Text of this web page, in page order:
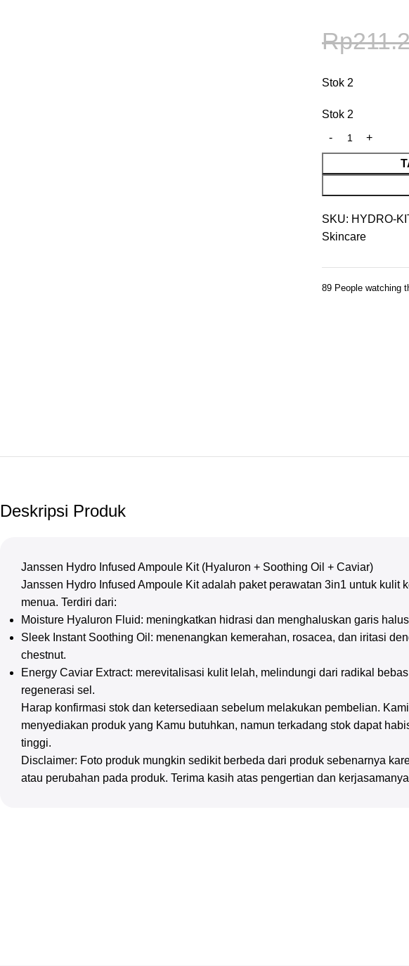
Rp
Stok 2
Stok 2
SKU: HYDRO-
Skincare
89 People watching
Deskripsi Produk
Janssen Hydro Infused Ampoule Kit (Hyaluron + Soothing Oil + Caviar)
Janssen Hydro Infused Ampoule Kit adalah paket perawatan 3in1 untuk kulit
menua. Terdiri dari:
Moisture Hyaluron Fluid: meningkatkan hidrasi dan menghaluskan garis
Sleek Instant Soothing Oil: menenangkan kemerahan, rosacea, dan iritasi
chestnut.
Energy Caviar Extract: merevitalisasi kulit lelah, melindungi dari radikal
regenerasi sel.
Harap konfirmasi stok dan ketersediaan sebelum melakukan pembelian.
menyediakan produk yang Kamu butuhkan, namun terkadang stok dapat
tinggi.
Disclaimer: Foto produk mungkin sedikit berbeda dari produk sebenarnya
atau perubahan pada produk. Terima kasih atas pengertian dan